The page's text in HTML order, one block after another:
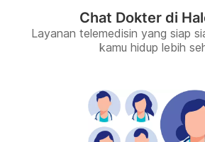
Chat Dokter di
Layanan telemedisin yang siap
kamu hidup lebih